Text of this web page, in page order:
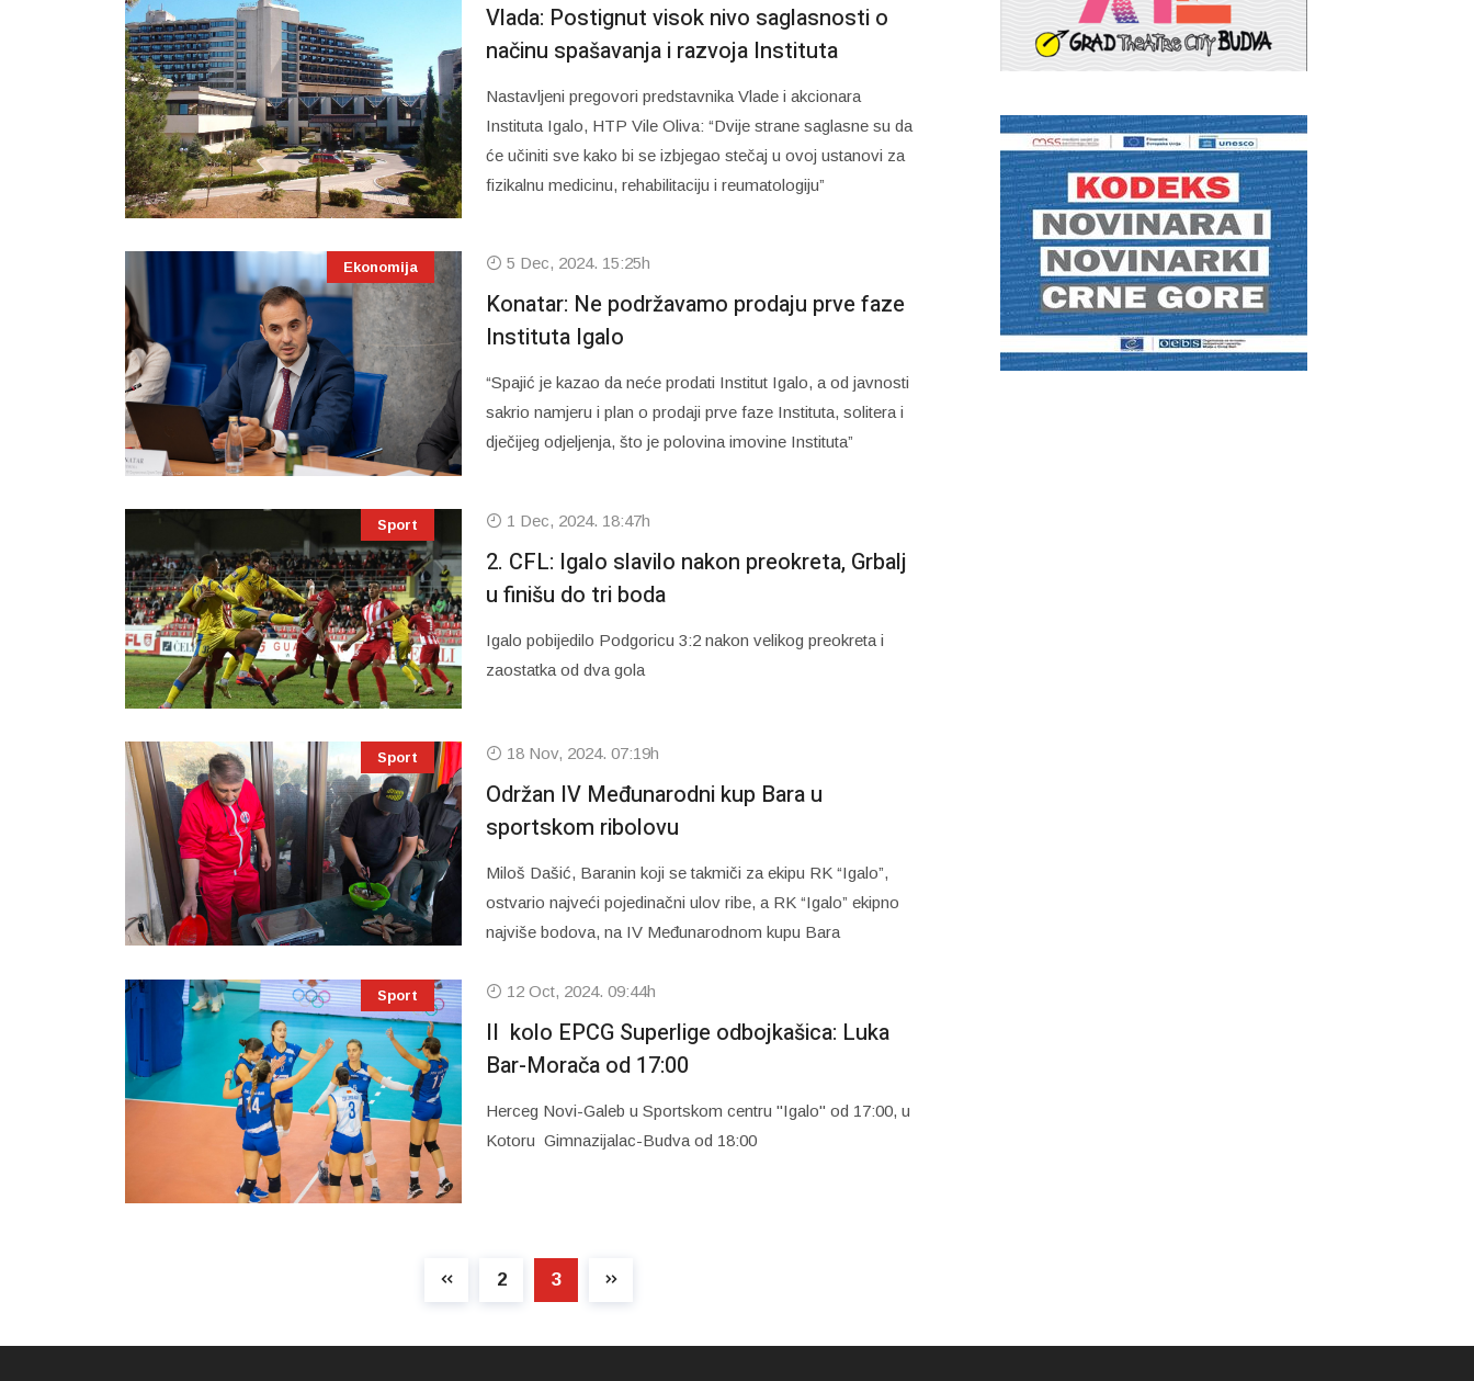
Vlada: Postignut visok nivo saglasnosti o
načinu spašavanja i razvoja Instituta
Nastavljeni pregovori predstavnika Vlade i akcionara
Instituta Igalo, HTP Vile Oliva: “Dvije strane saglasne su da
će učiniti sve kako bi se izbjegao stečaj u ovoj ustanovi za
fizikalnu medicinu, rehabilitaciju i reumatologiju”
Ekonomija 5 Dec, 2024. 15:25h
Konatar: Ne podržavamo prodaju prve faze
Instituta Igalo
“Spajić je kazao da neće prodati Institut Igalo, a od javnosti
sakrio namjeru i plan o prodaji prve faze Instituta, solitera i
dječijeg odjeljenja, što je polovina imovine Instituta”
Sport 1 Dec, 2024. 18:47h
2. CFL: Igalo slavilo nakon preokreta, Grbalj
u finišu do tri boda
Igalo pobijedilo Podgoricu 3:2 nakon velikog preokreta i
zaostatka od dva gola
Sport 18 Nov, 2024. 07:19h
Održan IV Međunarodni kup Bara u
sportskom ribolovu
Miloš Dašić, Baranin koji se takmiči za ekipu RK “Igalo”,
ostvario najveći pojedinačni ulov ribe, a RK “Igalo” ekipno
najviše bodova, na IV Međunarodnom kupu Bara
Sport 12 Oct, 2024. 09:44h
II kolo EPCG Superlige odbojkašica: Luka
Bar-Morača od 17:00
Herceg Novi-Galeb u Sportskom centru "Igalo" od 17:00, u
Kotoru Gimnazijalac-Budva od 18:00
2 3